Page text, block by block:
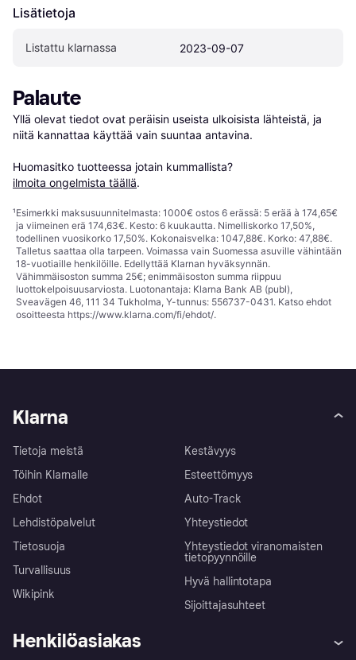
Lisätietoja
Listattu klarnassa 2023-09-07
Palaute
Yllä olevat tiedot ovat peräisin useista ulkoisista lähteistä, ja
niitä kannattaa käyttää vain suuntaa antavina.
Huomasitko tuotteessa jotain kummallista?
ilmoita ongelmista täällä.
¹Esimerkki maksusuunnitelmasta: 1000€ ostos 6 erässä: 5 erää à 174,65€
ja viimeinen erä 174,63€. Kesto: 6 kuukautta. Nimelliskorko 17,50%,
todellinen vuosikorko 17,50%. Kokonaisvelka: 1047,88€. Korko: 47,88€.
Talletus saattaa olla tarpeen. Voimassa vain Suomessa asuville vähintään
18-vuotiaille henkilöille. Edellyttää Klarnan hyväksynnän.
Vähimmäisoston summa 25€; enimmäisoston summa riippuu
luottokelpoisuusarviosta. Luotonantaja: Klarna Bank AB (publ),
Sveavägen 46, 111 34 Tukholma, Y-tunnus: 556737-0431. Katso ehdot
osoitteesta https://www.klarna.com/fi/ehdot/.
Klarna
Tietoja meistä
Töihin Klarnalle
Ehdot
Lehdistöpalvelut
Tietosuoja
Turvallisuus
Wikipink
Kestävyys
Esteettömyys
Auto-Track
Yhteystiedot
Yhteystiedot viranomaisten
tietopyynnöille
Hyvä hallintotapa
Sijoittajasuhteet
Henkilöasiakas